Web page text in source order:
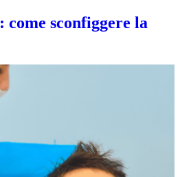
sconfiggere la